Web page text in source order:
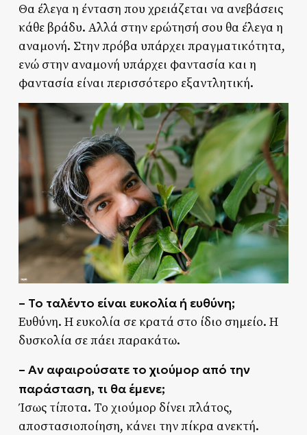
Θα έλεγα η ένταση που χρειάζεται να ανεβάσεις
κάθε βράδυ. Αλλά στην ερώτησή σου θα έλεγα η
αναμονή. Στην πρόβα υπάρχει πραγματικότητα,
ενώ στην αναμονή υπάρχει φαντασία και η
φαντασία είναι περισσότερο εξαντλητική.
– Το ταλέντο είναι ευκολία ή ευθύνη;
Ευθύνη. Η ευκολία σε κρατά στο ίδιο σημείο. Η
δυσκολία σε πάει παρακάτω.
– Αν αφαιρούσατε το χιούμορ από την
παράσταση, τι θα έμενε;
Ίσως τίποτα. Το χιούμορ δίνει πλάτος,
αποστασιοποίηση, κάνει την πίκρα ανεκτή.